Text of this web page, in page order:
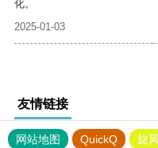
化。
2025-01-03
友情链接
网站地图 QuickQ 旋